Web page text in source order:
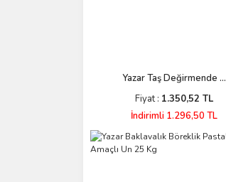
Yazar Taş Değirmende ...
Fiyat : 1.350,52 TL
İndirimli 1.296,50 TL